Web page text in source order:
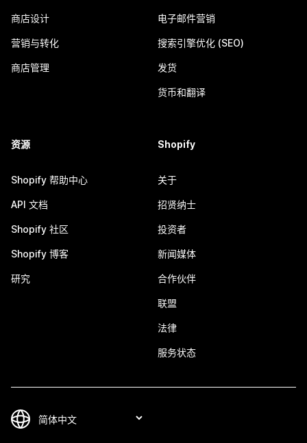
商店设计
营销与转化
商店管理
电子邮件营销
搜索引擎优化 (SEO)
发货
货币和翻译
资源
Shopify 帮助中心
API 文档
Shopify 社区
Shopify 博客
研究
Shopify
关于
招贤纳士
投资者
新闻媒体
合作伙伴
联盟
法律
服务状态